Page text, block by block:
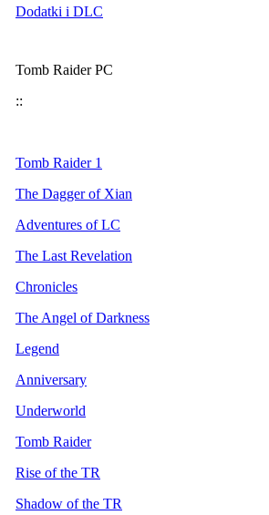
Dodatki i DLC
Tomb Raider PC
::
Tomb Raider 1
The Dagger of Xian
Adventures of LC
The Last Revelation
Chronicles
The Angel of Darkness
Legend
Anniversary
Underworld
Tomb Raider
Rise of the TR
Shadow of the TR